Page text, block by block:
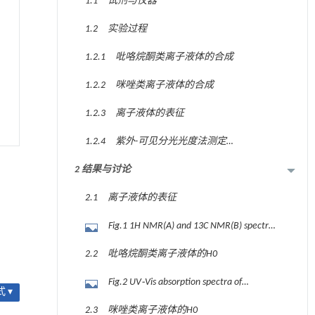
▾
1.2 实验过程
1.2.1 吡咯烷酮类离子液体的合成
1.2.2 咪唑类离子液体的合成
1.2.3 离子液体的表征
1.2.4 紫外-可见分光光度法测定
Hammett酸度函数
2 结果与讨论
2.1 离子液体的表征
Fig.1 1H NMR(A) and 13C NMR(B) spectra
2.2 吡咯烷酮类离子液体的H0
Fig.2 UV⁃Vis absorption spectra of
2.3 咪唑类离子液体的H0